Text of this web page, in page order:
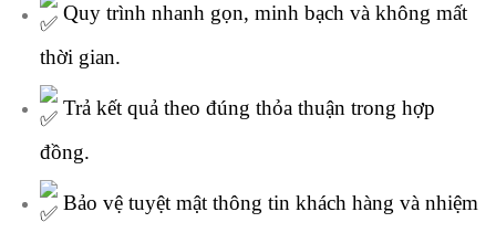
Quy trình nhanh gọn, minh bạch và không mất
thời gian.
Trả kết quả theo đúng thỏa thuận trong hợp
đồng.
Bảo vệ tuyệt mật thông tin khách hàng và nhiệm